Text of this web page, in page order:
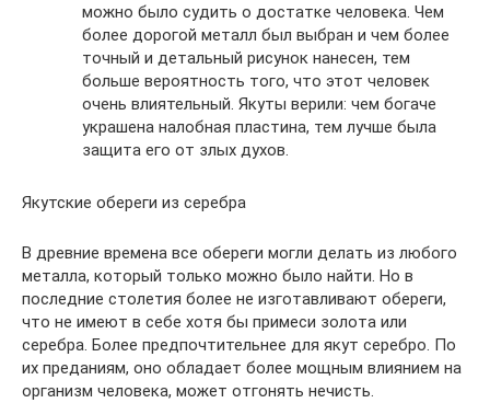
можно было судить о достатке человека. Чем
более дорогой металл был выбран и чем более
точный и детальный рисунок нанесен, тем
больше вероятность того, что этот человек
очень влиятельный. Якуты верили: чем богаче
украшена налобная пластина, тем лучше была
защита его от злых духов.
Якутские обереги из серебра
В древние времена все обереги могли делать из любого
металла, который только можно было найти. Но в
последние столетия более не изготавливают обереги,
что не имеют в себе хотя бы примеси золота или
серебра. Более предпочтительнее для якут серебро. По
их преданиям, оно обладает более мощным влиянием на
организм человека, может отгонять нечисть.